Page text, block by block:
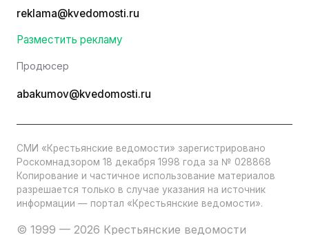
reklama@kvedomosti.ru
Разместить рекламу
Продюсер
abakumov@kvedomosti.ru
СМИ «Крестьянские ведомости» зарегистрировано
Роскомнадзором 18 декабря 1998 года за № 028868
Копирование и частичное использование материалов
разрешается только в случае указания на источник
информации — портал «Крестьянские ведомости».
© 1999 — 2026 Крестьянские ведомости